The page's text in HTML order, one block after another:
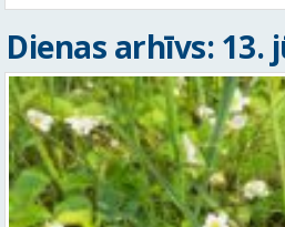
Dienas arhīvs: 13.